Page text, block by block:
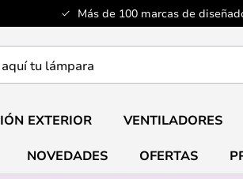
Más de 100 marcas de
EXTERIOR VENTILADORES
NOVEDADES OFERTAS